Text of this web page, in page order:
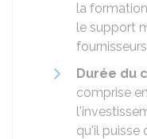
la
le support
Durée du
comprise
qu'il puisse